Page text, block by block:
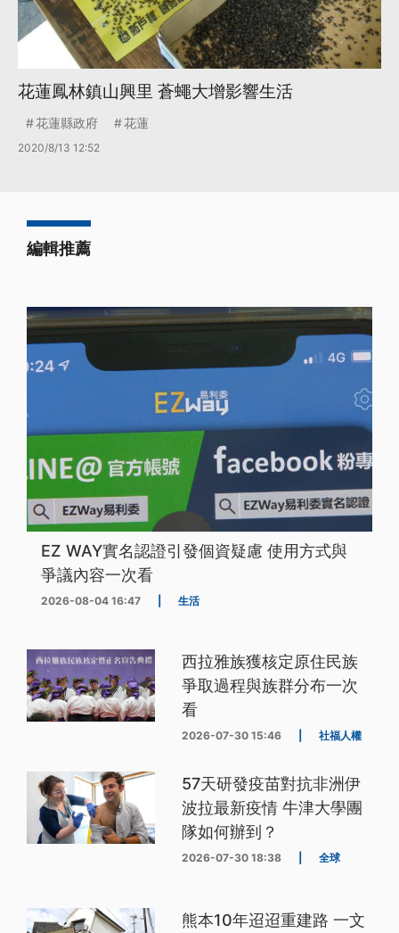
花蓮鳳林鎮山興里 蒼蠅大增影響生活
花蓮縣政府 花蓮
2020/8/13 12:52
編輯推薦
EZ WAY實名認證引發個資疑慮 使用方式與
爭議內容一次看
2026-08-04 16:47 生活
西拉雅族獲核定原住民族
爭取過程與族群分布一次
看
2026-07-30 15:46 社福人權
57天研發疫苗對抗非洲伊
波拉最新疫情 牛津大學團
隊如何辦到？
2026-07-30 18:38 全球
熊本10年迢迢重建路 一文